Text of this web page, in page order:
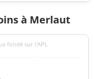
à Merlaut
fondé sur l'APL